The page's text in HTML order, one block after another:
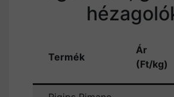
Termék
Ár
(Ft/kg)